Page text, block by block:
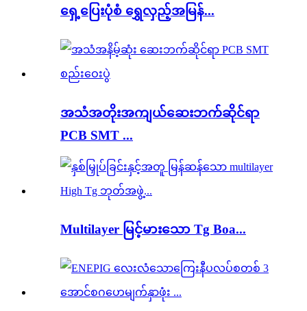
ရှေ့ပြေးပုံစံ ရွှေလှည့်အမြန်...
အသံအတိုးအကျယ်ဆေးဘက်ဆိုင်ရာ
PCB SMT ...
Multilayer မြင့်မားသော Tg Boa...